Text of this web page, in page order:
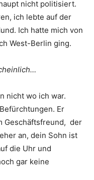
nicht politisiert.
ich lebte auf der
Ich hatte mich von
West-Berlin ging.
nicht wo ich war.
Er
Geschäftsfreund, der
an, dein Sohn ist
die Uhr und
gar keine